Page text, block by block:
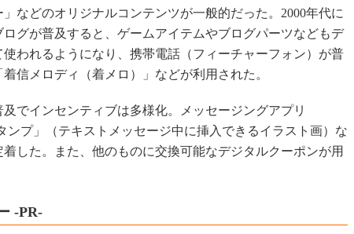
などのオリジナルコンテンツが一般的だった。2000年代に
グが普及すると、ゲームアイテムやブログパーツなどもデ
われるようになり、携帯電話（フィーチャーフォン）が普
信メロディ（着メロ）」などが利用された。
でインセンティブは多様化。メッセージングアプリ
ンプ」（テキストメッセージ中に挿入できるイラスト画）な
した。また、他のものに交換可能なデジタルクーポンが用
-PR-